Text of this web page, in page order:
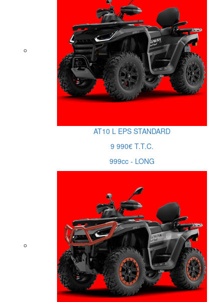
AT10 L EPS STANDARD
9 990€ T.T.C.
999cc - LONG